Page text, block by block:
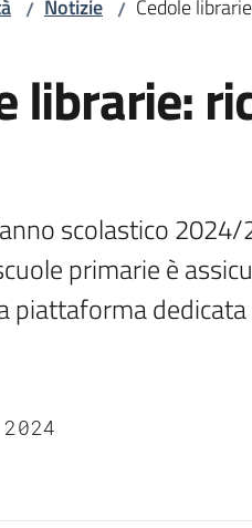
/ Notizie / Cedole
librarie:
scolastico
primarie è
piattaforma dedicata